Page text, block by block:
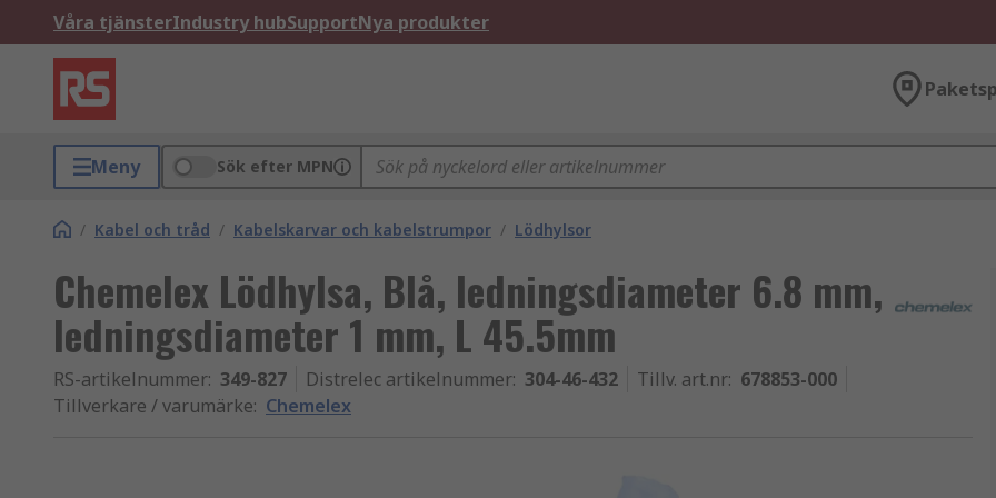
Våra tjänsterIndustry hubSupportNya produkter
Meny Sök efter MPN
/ Kabel och tråd / Kabelskarvar och kabelstrumpor / Lödhylsor
Chemelex Lödhylsa, Blå, ledningsdiameter 6.8 mm,
ledningsdiameter 1 mm, L 45.5mm
RS-artikelnummer: 349-827 Distrelec artikelnummer: 304-46-432 Tillv. art.nr: 678853-000
Tillverkare / varumärke: Chemelex